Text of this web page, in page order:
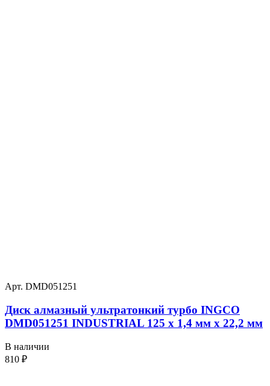
Арт. DMD051251
Диск алмазный ультратонкий турбо INGCO
DMD051251 INDUSTRIAL 125 х 1,4 мм x 22,2 мм
В наличии
810 ₽